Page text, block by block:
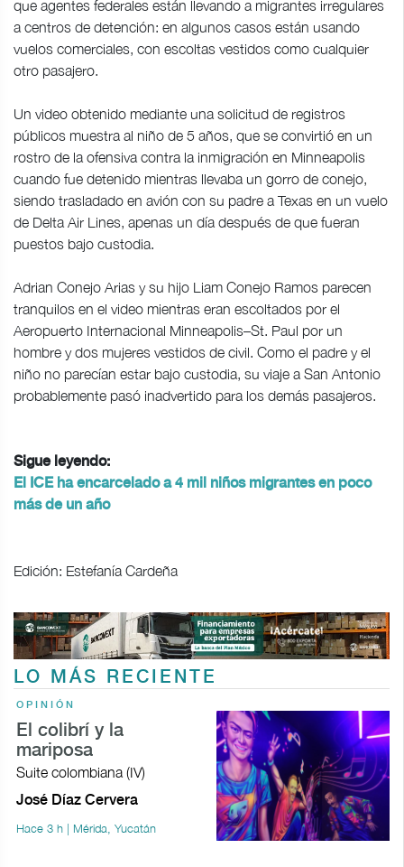
que agentes federales están llevando a migrantes irregulares
a centros de detención: en algunos casos están usando
vuelos comerciales, con escoltas vestidos como cualquier
otro pasajero.
Un video obtenido mediante una solicitud de registros
públicos muestra al niño de 5 años, que se convirtió en un
rostro de la ofensiva contra la inmigración en Minneapolis
cuando fue detenido mientras llevaba un gorro de conejo,
siendo trasladado en avión con su padre a Texas en un vuelo
de Delta Air Lines, apenas un día después de que fueran
puestos bajo custodia.
Adrian Conejo Arias y su hijo Liam Conejo Ramos parecen
tranquilos en el video mientras eran escoltados por el
Aeropuerto Internacional Minneapolis–St. Paul por un
hombre y dos mujeres vestidos de civil. Como el padre y el
niño no parecían estar bajo custodia, su viaje a San Antonio
probablemente pasó inadvertido para los demás pasajeros.
Sigue leyendo:
El ICE ha encarcelado a 4 mil niños migrantes en poco
más de un año
Edición: Estefanía Cardeña
LO MÁS RECIENTE
OPINIÓN
El colibrí y la
mariposa
Suite colombiana (IV)
José Díaz Cervera
Hace 3 h | Mérida, Yucatán